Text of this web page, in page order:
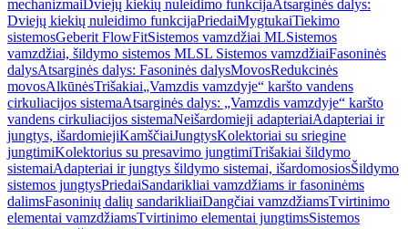
mechanizmaiDviejų kiekių nuleidimo funkcijaAtsarginės dalys:
Dviejų kiekių nuleidimo funkcijaPriedaiMygtukaiTiekimo
sistemosGeberit FlowFitSistemos vamzdžiai MLSistemos
vamzdžiai, šildymo sistemos MLSL Sistemos vamzdžiaiFasoninės
dalysAtsarginės dalys: Fasoninės dalysMovosRedukcinės
movosAlkūnėsTrišakiai„Vamzdis vamzdyje“ karšto vandens
cirkuliacijos sistemaAtsarginės dalys: „Vamzdis vamzdyje“ karšto
vandens cirkuliacijos sistemaNeišardomieji adapteriaiAdapteriai ir
jungtys, išardomiejiKamščiaiJungtysKolektoriai su sriegine
jungtimiKolektorius su presavimo jungtimiTrišakiai šildymo
sistemaiAdapteriai ir jungtys šildymo sistemai, išardomosiosŠildymo
sistemos jungtysPriedaiSandarikliai vamzdžiams ir fasoninėms
dalimsFasoninių dalių sandarikliaiDangčiai vamzdžiamsTvirtinimo
elementai vamzdžiamsTvirtinimo elementai jungtimsSistemos